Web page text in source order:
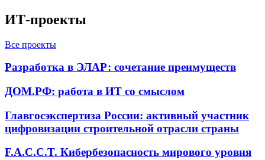
ИТ-проекты
Все проекты
Разработка в ЭЛАР: сочетание преимуществ
ДОМ.РФ: работа в ИТ со смыслом
Главгосэкспертиза России: активный участник
цифровизации строительной отрасли страны
F.A.C.C.T. Кибербезопасность мирового уровня